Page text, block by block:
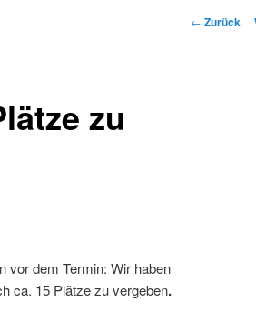
← Zurück
zu
vor dem Termin: Wir haben
ca. 15 Plätze zu vergeben.